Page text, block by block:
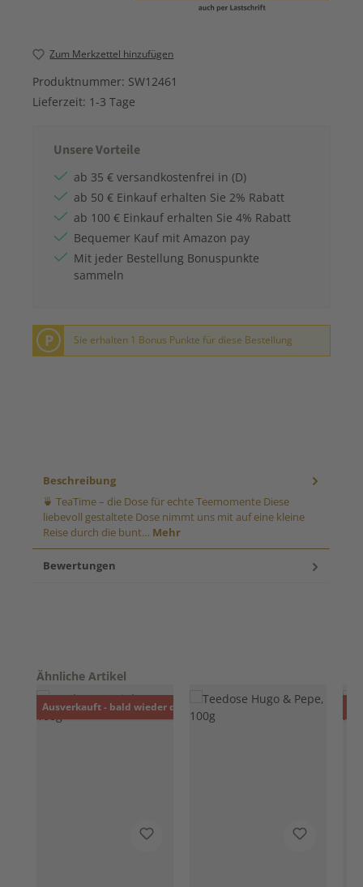
Zum Merkzettel hinzufügen
Produktnummer: SW12461
Lieferzeit: 1-3 Tage
Unsere Vorteile
ab 35 € versandkostenfrei in (D)
ab 50 € Einkauf erhalten Sie 2% Rabatt
ab 100 € Einkauf erhalten Sie 4% Rabatt
Bequemer Kauf mit Amazon pay
Mit jeder Bestellung Bonuspunkte
sammeln
P Sie erhalten 1 Bonus Punkte für diese Bestellung
Beschreibung
🍵 TeaTime – die Dose für echte Teemomente Diese
liebevoll gestaltete Dose nimmt uns mit auf eine kleine
Reise durch die bunt… Mehr
Bewertungen
Produktgalerie überspringen
Ähnliche Artikel
Ausverkauft - bald wieder da!